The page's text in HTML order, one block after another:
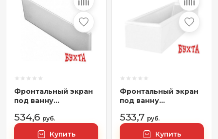
Фронтальный экран
под ванну
VPPA16002FP2-04
534,6 руб.
Купить
Фронтальный экран
под ванну
VPPA17002FP2-04
533,7 руб.
Купить